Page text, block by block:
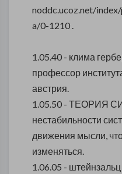
noddc.ucoz.net/
a/0-1210 .
1.05.40 - клима
профессор
австрия.
1.05.50 - ТЕОРИЯ
нестабильности
движения мысли,
изменяться.
1.06.05 -